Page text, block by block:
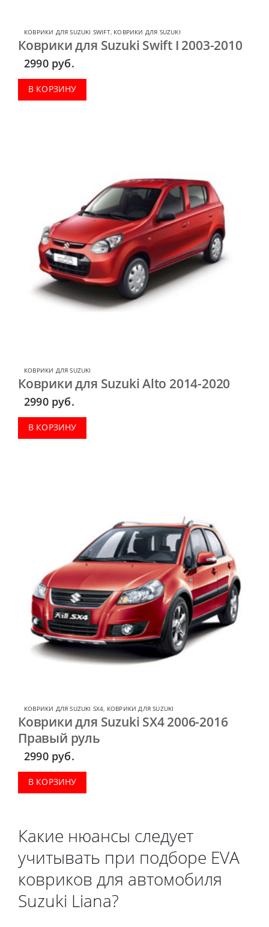
КОВРИКИ ДЛЯ SUZUKI SWIFT, КОВРИКИ ДЛЯ SUZUKI
Коврики для Suzuki Swift I 2003-2010
2990 руб.
В КОРЗИНУ
КОВРИКИ ДЛЯ SUZUKI
Коврики для Suzuki Alto 2014-2020
2990 руб.
В КОРЗИНУ
КОВРИКИ ДЛЯ SUZUKI SX4, КОВРИКИ ДЛЯ SUZUKI
Коврики для Suzuki SX4 2006-2016
Правый руль
2990 руб.
В КОРЗИНУ
Какие нюансы следует
учитывать при подборе EVA
ковриков для автомобиля
Suzuki Liana?